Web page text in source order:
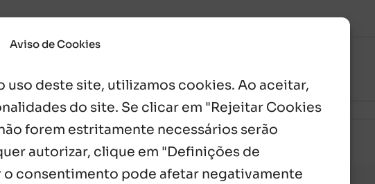
Aviso de Cookies
uso deste site, utilizamos cookies. Ao aceitar,
do site. Se clicar em "Rejeitar Cookies
forem estritamente necessários serão
autorizar, clique em "Definições de
consentimento pode afetar negativamente
[+]